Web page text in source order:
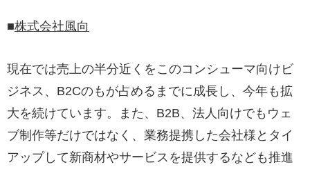
■株式会社風向
現在では売上の半分近くをこのコンシューマ向けビ
ジネス、B2Cのもが占めるまでに成長し、今年も拡
大を続けています。また、B2B、法人向けでもウェ
ブ制作等だけではなく、業務提携した会社様とタイ
アップして新商材やサービスを提供するなども推進